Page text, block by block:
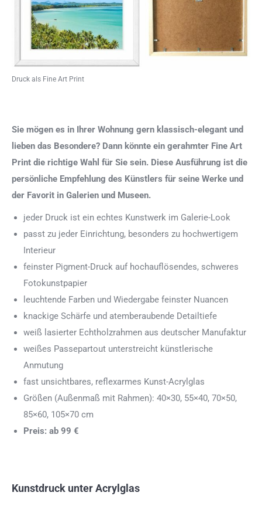
Druck als Fine Art Print
Sie mögen es in Ihrer Wohnung gern klassisch-elegant und
lieben das Besondere? Dann könnte ein gerahmter Fine Art
Print die richtige Wahl für Sie sein. Diese Ausführung ist die
persönliche Empfehlung des Künstlers für seine Werke und
der Favorit in Galerien und Museen.
jeder Druck ist ein echtes Kunstwerk im Galerie-Look
passt zu jeder Einrichtung, besonders zu hochwertigem
Interieur
feinster Pigment-Druck auf hochauflösendes, schweres
Fotokunstpapier
leuchtende Farben und Wiedergabe feinster Nuancen
knackige Schärfe und atemberaubende Detailtiefe
weiß lasierter Echtholzrahmen aus deutscher Manufaktur
weißes Passepartout unterstreicht künstlerische
Anmutung
fast unsichtbares, reflexarmes Kunst-Acrylglas
Größen (Außenmaß mit Rahmen): 40×30, 55×40, 70×50,
85×60, 105×70 cm
Preis: ab 99 €
Kunstdruck unter Acrylglas